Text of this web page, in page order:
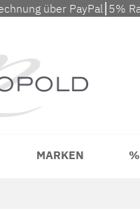
über PayPal⎮5%
MARKEN